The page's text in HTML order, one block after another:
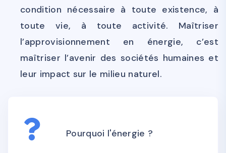
condition nécessaire à toute existence, à
toute vie, à toute activité. Maîtriser
l’approvisionnement en énergie, c’est
maîtriser l’avenir des sociétés humaines et
leur impact sur le milieu naturel.
Pourquoi l'énergie ?